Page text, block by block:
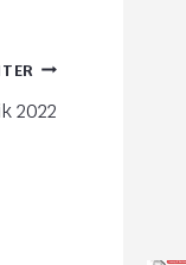
2022